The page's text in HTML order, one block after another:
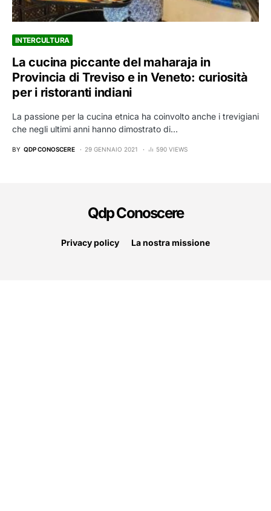
INTERCULTURA
La cucina piccante del maharaja in
Provincia di Treviso e in Veneto: curiosità
per i ristoranti indiani
La passione per la cucina etnica ha coinvolto anche i trevigiani
che negli ultimi anni hanno dimostrato di…
BY QDP CONOSCERE 29 GENNAIO 2021 590 VIEWS
Qdp Conoscere
Privacy policy La nostra missione